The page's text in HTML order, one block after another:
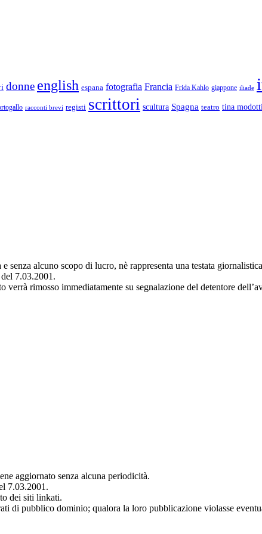
donne english espana fotografia Francia Frida Kahlo giappone iliade
racconti brevi registi scrittori scultura Spagna teatro tina modotti
alcuno scopo di lucro, nè rappresenta una testata
7.03.2001.
rimosso immediatamente su segnalazione del detentore
aggiornato senza alcuna periodicità.
7.03.2001.
dei siti linkati.
di pubblico dominio; qualora la loro pubblicazione violasse